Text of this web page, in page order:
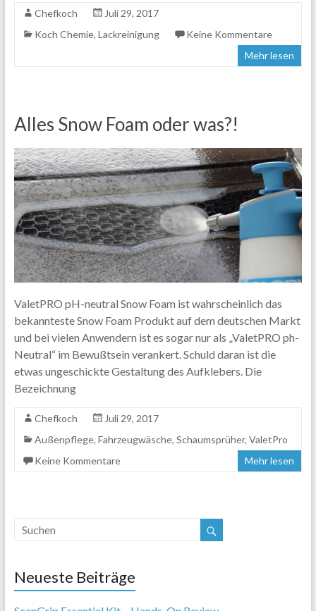
Chefkoch
Juli 29, 2017
Koch Chemie, Lackreinigung
Keine Kommentare
Mehr lesen
Alles Snow Foam oder was?!
ValetPRO pH-neutral Snow Foam ist wahrscheinlich das
bekannteste Snow Foam Produkt auf dem deutschen Markt
und bei vielen Anwendern ist es sogar nur als „ValetPRO ph-
Neutral“ im Bewußtsein verankert. Schuld daran ist die
etwas ungeschickte Gestaltung des Aufklebers. Die
Bezeichnung
Chefkoch
Juli 29, 2017
Außenpflege, Fahrzeugwäsche, Schaumsprüher, ValetPro
Keine Kommentare
Mehr lesen
Neueste Beiträge